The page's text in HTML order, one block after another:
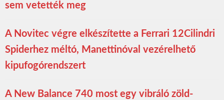
sem vetették meg
A Novitec végre elkészítette a Ferrari 12Cilindri
Spiderhez méltó, Manettinóval vezérelhető
kipufogórendszert
A New Balance 740 most egy vibráló zöld-